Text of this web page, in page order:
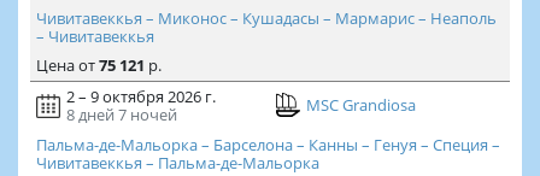
Чивитавеккья – Миконос – Кушадасы – Мармарис – Неаполь
– Чивитавеккья
Ценаот75 121 р.
2 – 9 октября 2026 г.
8 дней 7 ночей
MSC Grandiosa
Пальма-де-Мальорка – Барселона – Канны – Генуя – Специя –
Чивитавеккья – Пальма-де-Мальорка